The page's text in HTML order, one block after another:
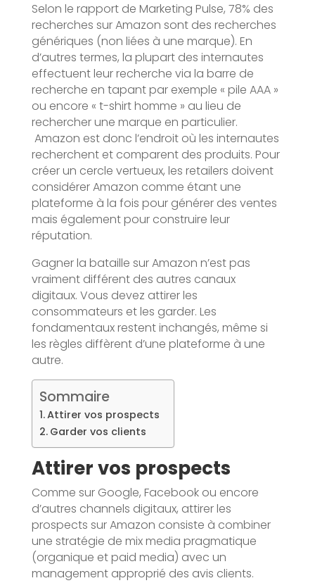
Selon le rapport de Marketing Pulse, 78% des
recherches sur Amazon sont des recherches
génériques (non liées à une marque). En
d’autres termes, la plupart des internautes
effectuent leur recherche via la barre de
recherche en tapant par exemple « pile AAA »
ou encore « t-shirt homme » au lieu de
rechercher une marque en particulier.
Amazon est donc l’endroit où les internautes
recherchent et comparent des produits. Pour
créer un cercle vertueux, les retailers doivent
considérer Amazon comme étant une
plateforme à la fois pour générer des ventes
mais également pour construire leur
réputation.
Gagner la bataille sur Amazon n’est pas
vraiment différent des autres canaux
digitaux. Vous devez attirer les
consommateurs et les garder. Les
fondamentaux restent inchangés, même si
les règles diffèrent d’une plateforme à une
autre.
Sommaire
Attirer vos prospects
Garder vos clients
Attirer vos prospects
Comme sur Google, Facebook ou encore
d’autres channels digitaux, attirer les
prospects sur Amazon consiste à combiner
une stratégie de mix media pragmatique
(organique et paid media) avec un
management approprié des avis clients.